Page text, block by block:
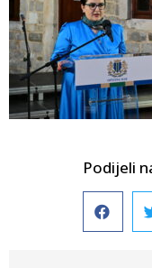
Podijeli